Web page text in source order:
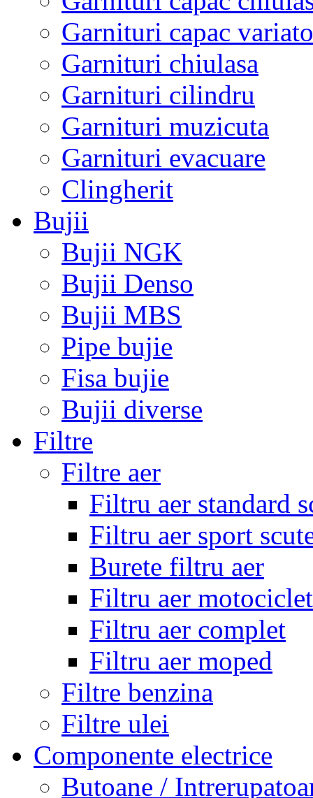
Garnituri capac
Garnituri chiulasa
Garnituri cilindru
Garnituri muzicuta
Garnituri evacuare
Clingherit
Bujii
Bujii NGK
Bujii Denso
Bujii MBS
Pipe bujie
Fisa bujie
Bujii diverse
Filtre
Filtre aer
Filtru aer standard
Filtru aer sport
Burete filtru aer
Filtru aer
Filtru aer complet
Filtru aer moped
Filtre benzina
Filtre ulei
Componente electrice
Butoane /